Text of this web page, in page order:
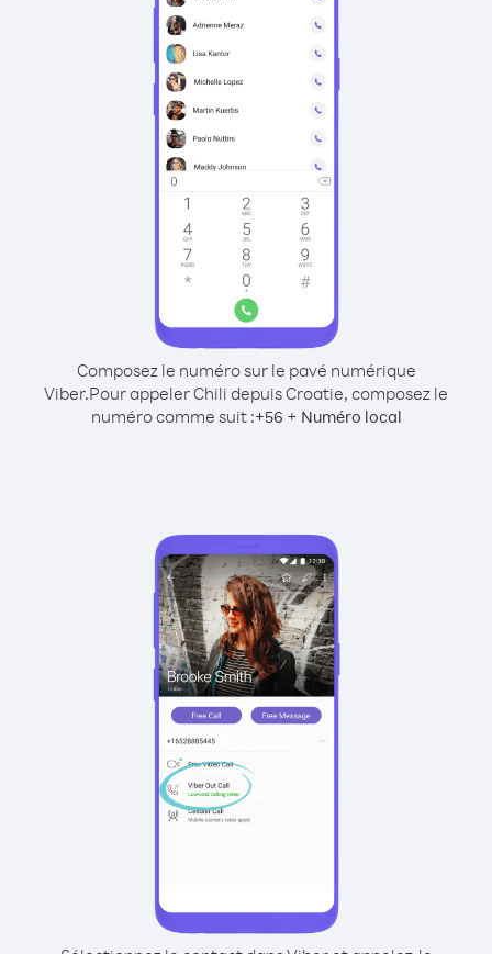
Composez le numéro sur le pavé numérique
Viber.Pour appeler Chili depuis Croatie, composez le
numéro comme suit :+56 + Numéro local